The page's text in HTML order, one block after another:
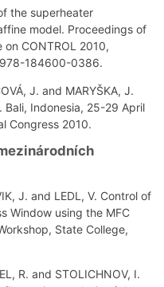
the superheater
model. Proceedings of
CONTROL 2010,
184600-0386.
J. and MARYŠKA, J.
Bali, Indonesia, 25-29 April
Congress 2010.
J. and LEDL, V. Control of
Window using the MFC
State College,
R. and STOLICHNOV, I.